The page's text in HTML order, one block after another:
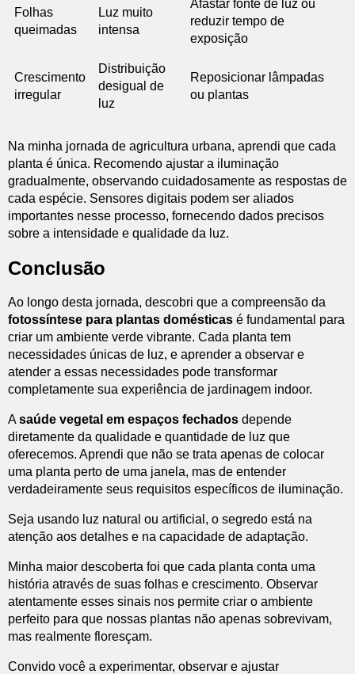
Folhas
queimadas
Luz muito
intensa
Afastar fonte de luz ou
reduzir tempo de
exposição
Crescimento
irregular
Distribuição
desigual de
luz
Reposicionar lâmpadas
ou plantas
Na minha jornada de agricultura urbana, aprendi que cada
planta é única. Recomendo ajustar a iluminação
gradualmente, observando cuidadosamente as respostas de
cada espécie. Sensores digitais podem ser aliados
importantes nesse processo, fornecendo dados precisos
sobre a intensidade e qualidade da luz.
Conclusão
Ao longo desta jornada, descobri que a compreensão da
fotossíntese para plantas domésticas é fundamental para
criar um ambiente verde vibrante. Cada planta tem
necessidades únicas de luz, e aprender a observar e
atender a essas necessidades pode transformar
completamente sua experiência de jardinagem indoor.
Asaúde vegetal em espaços fechados depende
diretamente da qualidade e quantidade de luz que
oferecemos. Aprendi que não se trata apenas de colocar
uma planta perto de uma janela, mas de entender
verdadeiramente seus requisitos específicos de iluminação.
Seja usando luz natural ou artificial, o segredo está na
atenção aos detalhes e na capacidade de adaptação.
Minha maior descoberta foi que cada planta conta uma
história através de suas folhas e crescimento. Observar
atentamente esses sinais nos permite criar o ambiente
perfeito para que nossas plantas não apenas sobrevivam,
mas realmente floresçam.
Convido você a experimentar, observar e ajustar